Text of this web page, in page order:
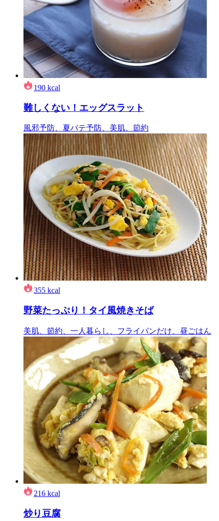
190 kcal
難しくない！エッグスラット
風邪予防、夏バテ予防、美肌、節約
355 kcal
野菜たっぷり！タイ風焼きそば
美肌、節約、一人暮らし、フライパンだけ、昼ごはん
216 kcal
炒り豆腐